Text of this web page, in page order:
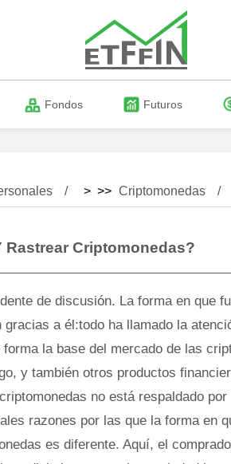
Fondos Futuros
> >> Criptomonedas
Rastrear Criptomonedas?
de discusión. La forma en que
a él:todo ha llamado la
la base del mercado de las
y también otros productos
no está respaldado por
razones por las que la forma en
es diferente. Aquí, el